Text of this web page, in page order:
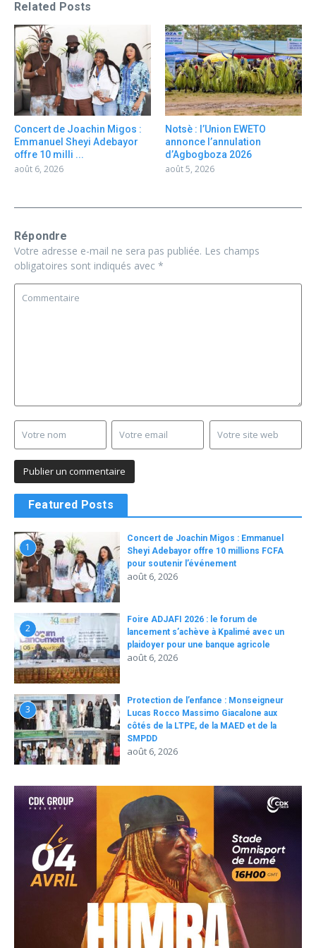
Related Posts
Concert de Joachin Migos :
Emmanuel Sheyi Adebayor
offre 10 milli ...
août 6, 2026
Notsè : l’Union EWETO
annonce l’annulation
d’Agbogboza 2026
août 5, 2026
Répondre
Votre adresse e-mail ne sera pas publiée. Les champs
obligatoires sont indiqués avec *
Featured Posts
1
Concert de Joachin Migos : Emmanuel
Sheyi Adebayor offre 10 millions FCFA
pour soutenir l’événement
août 6, 2026
2
Foire ADJAFI 2026 : le forum de
lancement s’achève à Kpalimé avec un
plaidoyer pour une banque agricole
août 6, 2026
3
Protection de l’enfance : Monseigneur
Lucas Rocco Massimo Giacalone aux
côtés de la LTPE, de la MAED et de la
SMPDD
août 6, 2026